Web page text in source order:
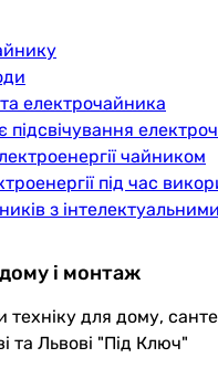
електрочайника
підсвічування
чайником
під час
з
і монтаж
для дому,
та Львові "Під Ключ"